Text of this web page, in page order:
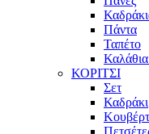
Πάντα
Ταπέτο
ΚΟΡΙΤΣΙ
Σετ
Καδράκι